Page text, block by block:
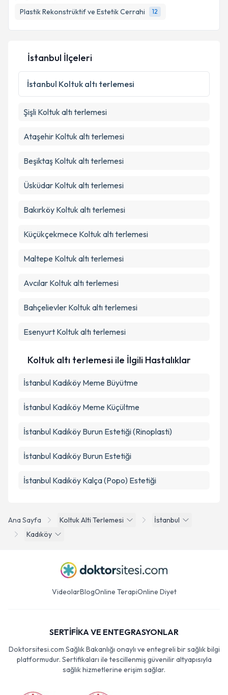
Plastik Rekonstrüktif ve Estetik Cerrahi
12
Kişisel verilerimin işlenmesine ilişkinAydınlatma
Metni
'ni okudum ve kişisel verilerimin belirtilen
kapsamda işlenmesini kabul ediyorum.
Ana Sayfa Koltuk Alti Terlemesi
İstanbul
Kadıköy
İstanbul İlçeleri
İstanbul Koltuk altı terlemesi
Şişli Koltuk altı terlemesi
Ataşehir Koltuk altı terlemesi
Beşiktaş Koltuk altı terlemesi
Üsküdar Koltuk altı terlemesi
Bakırköy Koltuk altı terlemesi
Küçükçekmece Koltuk altı terlemesi
Maltepe Koltuk altı terlemesi
Avcılar Koltuk altı terlemesi
Bahçelievler Koltuk altı terlemesi
Esenyurt Koltuk altı terlemesi
Koltuk altı terlemesi ile İlgili Hastalıklar
İstanbul Kadıköy Meme Büyütme
İstanbul Kadıköy Meme Küçültme
İstanbul Kadıköy Burun Estetiği (Rinoplasti)
İstanbul Kadıköy Burun Estetiği
İstanbul Kadıköy Kalça (Popo) Estetiği
VideolarBlogOnline TerapiOnline Diyet
SERTİFİKA VE ENTEGRASYONLAR
Doktorsitesi.com Sağlık Bakanlığı onaylı ve entegreli bir sağlık bilgi
platformudur. Sertifikaları ile tescillenmiş güvenilir altyapısıyla
sağlık hizmetlerine erişim sağlar.